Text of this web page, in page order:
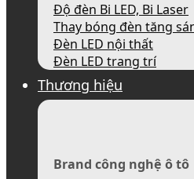
Độ đèn Bi LED, Bi Laser
Thay bóng đèn tăng
Đèn LED nội thất
Đèn LED trang trí
Thương hiệu
Brand công nghệ ô tô